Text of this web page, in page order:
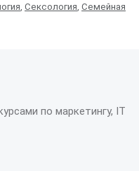
, Сексология, Семейная
по маркетингу, IT